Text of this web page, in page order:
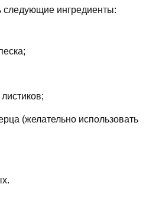
следующие ингредиенты:
(желательно использовать